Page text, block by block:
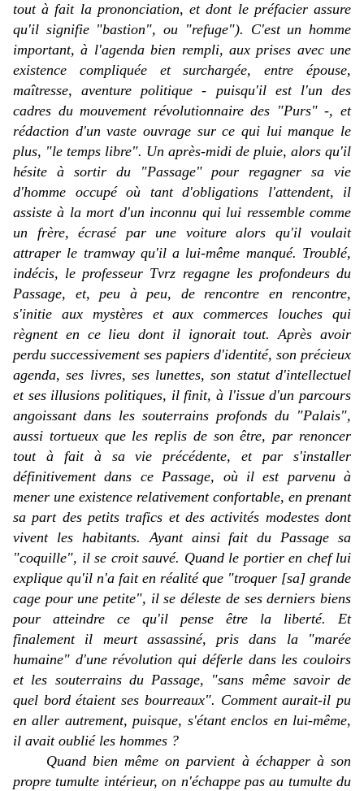
tout à fait la prononciation, et dont le préfacier assure
qu'il signifie "bastion", ou "refuge"). C'est un homme
important, à l'agenda bien rempli, aux prises avec une
existence compliquée et surchargée, entre épouse,
maîtresse, aventure politique - puisqu'il est l'un des
cadres du mouvement révolutionnaire des "Purs" -, et
rédaction d'un vaste ouvrage sur ce qui lui manque le
plus, "le temps libre". Un après-midi de pluie, alors qu'il
hésite à sortir du "Passage" pour regagner sa vie
d'homme occupé où tant d'obligations l'attendent, il
assiste à la mort d'un inconnu qui lui ressemble comme
un frère, écrasé par une voiture alors qu'il voulait
attraper le tramway qu'il a lui-même manqué. Troublé,
indécis, le professeur Tvrz regagne les profondeurs du
Passage, et, peu à peu, de rencontre en rencontre,
s'initie aux mystères et aux commerces louches qui
règnent en ce lieu dont il ignorait tout. Après avoir
perdu successivement ses papiers d'identité, son précieux
agenda, ses livres, ses lunettes, son statut d'intellectuel
et ses illusions politiques, il finit, à l'issue d'un parcours
angoissant dans les souterrains profonds du "Palais",
aussi tortueux que les replis de son être, par renoncer
tout à fait à sa vie précédente, et par s'installer
définitivement dans ce Passage, où il est parvenu à
mener une existence relativement confortable, en prenant
sa part des petits trafics et des activités modestes dont
vivent les habitants. Ayant ainsi fait du Passage sa
"coquille", il se croit sauvé. Quand le portier en chef lui
explique qu'il n'a fait en réalité que "troquer [sa] grande
cage pour une petite", il se déleste de ses derniers biens
pour atteindre ce qu'il pense être la liberté. Et
finalement il meurt assassiné, pris dans la "marée
humaine" d'une révolution qui déferle dans les couloirs
et les souterrains du Passage, "sans même savoir de
quel bord étaient ses bourreaux". Comment aurait-il pu
en aller autrement, puisque, s'étant enclos en lui-même,
il avait oublié les hommes ?
Quand bien même on parvient à échapper à son
propre tumulte intérieur, on n'échappe pas au tumulte du